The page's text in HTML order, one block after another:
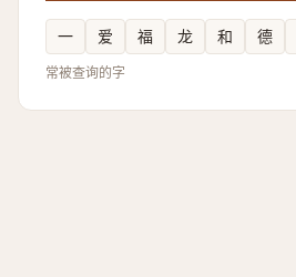
一 爱 福 龙 和 德
常被查询的字